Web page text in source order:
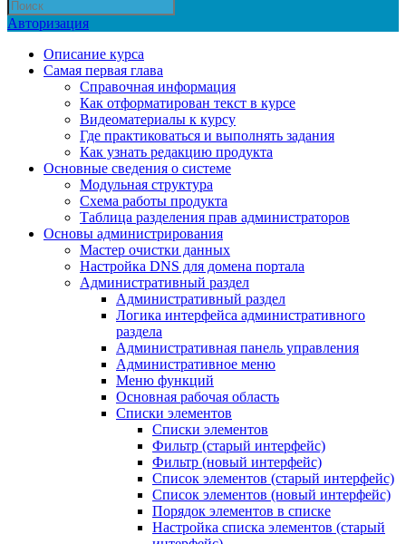
Авторизация
Описание курса
Самая первая глава
Справочная информация
Как отформатирован текст в курсе
Видеоматериалы к курсу
Где практиковаться и выполнять задания
Как узнать редакцию продукта
Основные сведения о системе
Модульная структура
Схема работы продукта
Таблица разделения прав администраторов
Основы администрирования
Мастер очистки данных
Настройка DNS для домена портала
Административный раздел
Административный раздел
Логика интерфейса административного
раздела
Административная панель управления
Административное меню
Меню функций
Основная рабочая область
Списки элементов
Списки элементов
Фильтр (старый интерфейс)
Фильтр (новый интерфейс)
Список элементов (старый интерфейс)
Список элементов (новый интерфейс)
Порядок элементов в списке
Настройка списка элементов (старый